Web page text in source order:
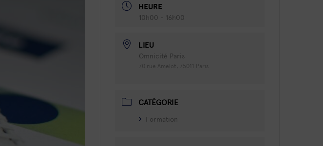
HEURE
10h00 - 16h00
LIEU
Omnicité Paris
CATÉGORIE
Formation